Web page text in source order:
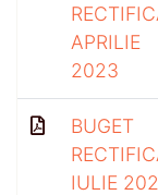
APRILIE
2023
BUGET
IULIE